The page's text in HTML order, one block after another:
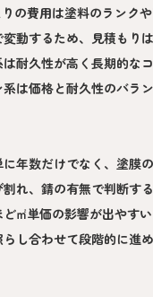
の費用は塗料のランク
動するため、見積もり
耐久性が高く長期的な
は価格と耐久性のバラ
年数だけでなく、塗膜
れ、錆の有無で判断す
㎡単価の影響が出やす
し合わせて段階的に進